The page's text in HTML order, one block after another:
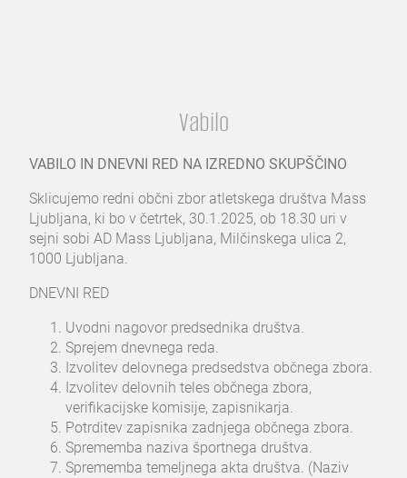
Vabilo
VABILO IN DNEVNI RED NA IZREDNO SKUPŠČINO
Sklicujemo redni občni zbor atletskega društva Mass
Ljubljana, ki bo v četrtek, 30.1.2025, ob 18.30 uri v
sejni sobi AD Mass Ljubljana, Milčinskega ulica 2,
1000 Ljubljana.
DNEVNI RED
Uvodni nagovor predsednika društva.
Sprejem dnevnega reda.
Izvolitev delovnega predsedstva občnega zbora.
Izvolitev delovnih teles občnega zbora,
verifikacijske komisije, zapisnikarja.
Potrditev zapisnika zadnjega občnega zbora.
Sprememba naziva športnega društva.
Sprememba temeljnega akta društva. (Naziv